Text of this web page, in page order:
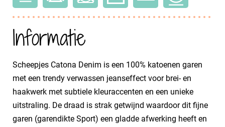
Informatie
Scheepjes Catona Denim is een 100% katoenen garen
met een trendy verwassen jeanseffect voor brei- en
haakwerk met subtiele kleuraccenten en een unieke
uitstraling. De draad is strak getwijnd waardoor dit fijne
garen (garendikte Sport) een gladde afwerking heeft en